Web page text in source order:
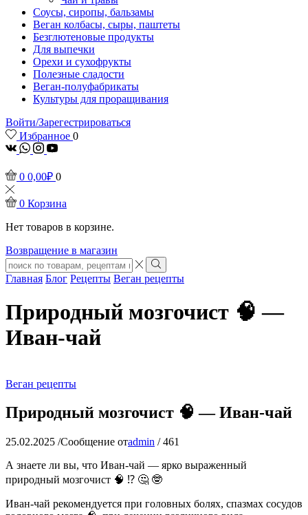
Соусы, сиропы, бальзамы
Веган колбасы, сыры, паштеты
Безглютеновые продукты
Для выпечки
Орехи и сухофрукты
Полезные сладости
Веган-полуфабрикаты
Культуры для проращивания
Войти/Зарегестрироваться
Избранное 0
vk Whatsapp
Instagram
Youtube
0 0,00₽ 0
0 Корзина
Нет товаров в корзине.
Возвращение в магазин
Search
input
Search
Главная Блог Рецепты Веган рецепты
Природный мозгочист 🧠 —
Иван-чай
Веган рецепты
Природный мозгочист 🧠 — Иван-чай
25.02.2025 /Сообщение отadmin / 461
А знаете ли вы, что Иван-чай — ярко выраженный
природный мозгочист 🧠 ⁉️ 🤔 🤓
Иван-чай рекомендуется при головных болях, спазмах сосудов